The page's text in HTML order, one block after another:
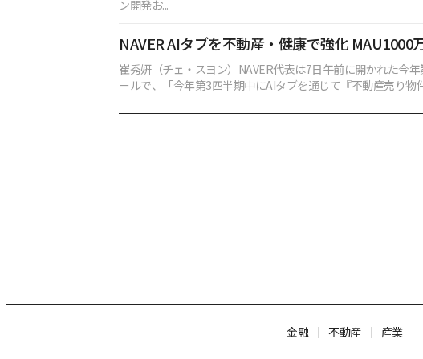
ン開発お...
NAVER AIタブを不動産・健康で強化 MAU1000
崔秀姸（チェ・スヨン）NAVER代表は7日午前に開かれた今
ールで、「今年第3四半期中にAIタブを通じて『不動産売り物
金融 不動産 産業